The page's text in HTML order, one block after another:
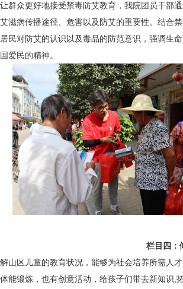
群众更好地接受禁毒防艾教育，我院团员干部
滋病传播途径、危害以及防艾的重要性。结合
民对防艾的认识以及毒品的防范意识，强调生
爱民的精神。
栏目四：
山区儿童的教育状况，能够为社会培养所需人
能锻炼，也有创意活动，给孩子们带去新知识,